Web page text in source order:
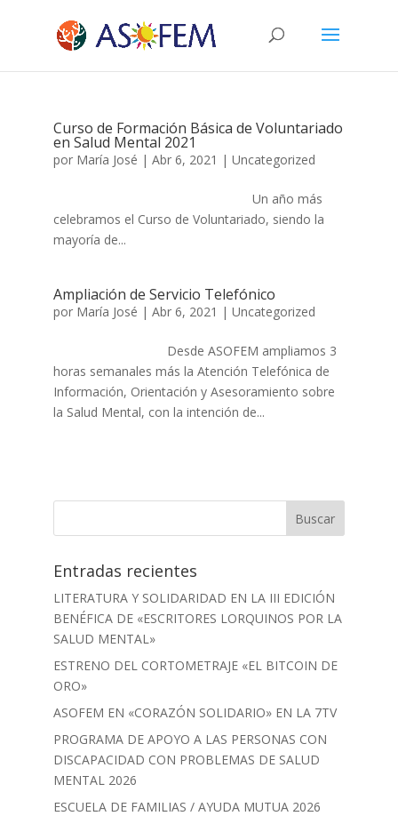
Curso de Formación Básica de Voluntariado
en Salud Mental 2021
por María José | Abr 6, 2021 | Uncategorized
Un año más
celebramos el Curso de Voluntariado, siendo la
mayoría de...
Ampliación de Servicio Telefónico
por María José | Abr 6, 2021 | Uncategorized
Desde ASOFEM ampliamos 3
horas semanales más la Atención Telefónica de
Información, Orientación y Asesoramiento sobre
la Salud Mental, con la intención de...
Entradas recientes
LITERATURA Y SOLIDARIDAD EN LA III EDICIÓN
BENÉFICA DE «ESCRITORES LORQUINOS POR LA
SALUD MENTAL»
ESTRENO DEL CORTOMETRAJE «EL BITCOIN DE
ORO»
ASOFEM EN «CORAZÓN SOLIDARIO» EN LA 7TV
PROGRAMA DE APOYO A LAS PERSONAS CON
DISCAPACIDAD CON PROBLEMAS DE SALUD
MENTAL 2026
ESCUELA DE FAMILIAS / AYUDA MUTUA 2026